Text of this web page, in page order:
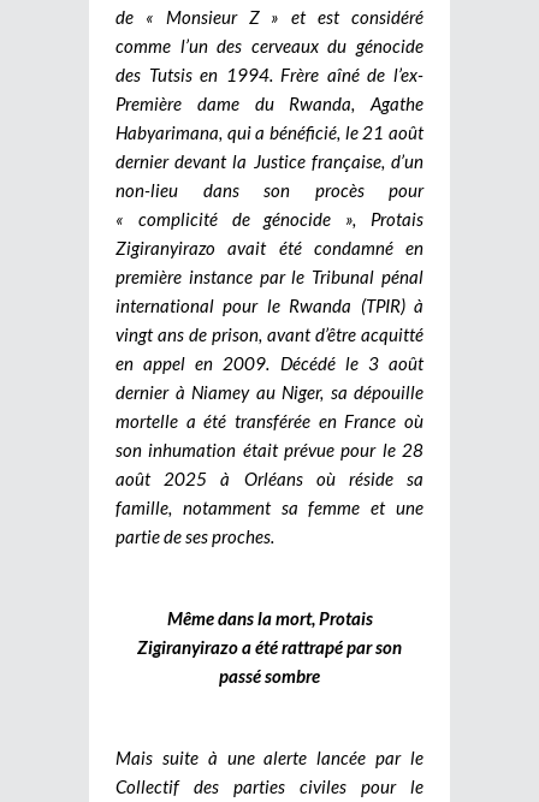
de « Monsieur Z » et est considéré
comme l’un des cerveaux du génocide
des Tutsis en 1994. Frère aîné de l’ex-
Première dame du Rwanda, Agathe
Habyarimana, qui a bénéficié, le 21 août
dernier devant la Justice française, d’un
non-lieu dans son procès pour
« complicité de génocide », Protais
Zigiranyirazo avait été condamné en
première instance par le Tribunal pénal
international pour le Rwanda (TPIR) à
vingt ans de prison, avant d’être acquitté
en appel en 2009. Décédé le 3 août
dernier à Niamey au Niger, sa dépouille
mortelle a été transférée en France où
son inhumation était prévue pour le 28
août 2025 à Orléans où réside sa
famille, notamment sa femme et une
partie de ses proches.
Même dans la mort, Protais
Zigiranyirazo a été rattrapé par son
passé sombre
Mais suite à une alerte lancée par le
Collectif des parties civiles pour le